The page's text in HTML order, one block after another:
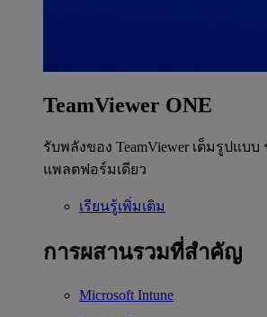
TeamViewer ONE
รับพลังของ TeamViewer เต็มรูปแบ
แพลตฟอร์มเดียว
เรียนรู้เพิ่มเติม
การผสานรวมที่สำคัญ
Microsoft Intune